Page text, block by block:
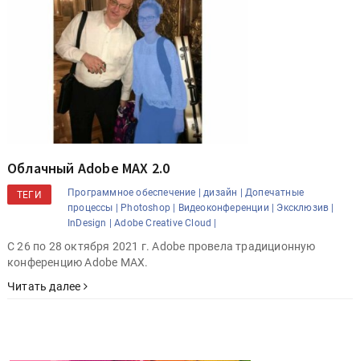
Облачный Adobe MAX 2.0
ТЕГИ Программное обеспечение | дизайн |
Допечатные
процессы |
Photoshop | Видеоконференции |
Эксклюзив |
InDesign |
Adobe Creative Cloud |
С 26 по 28 октября 2021 г. Adobe провела традиционную
конференцию Adobe MAX.
Читать далее